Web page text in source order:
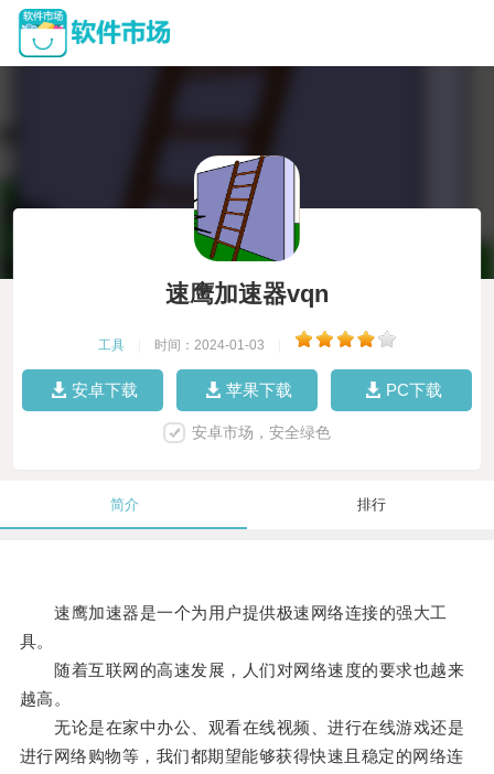
速鹰加速器vqn
工具 时间：2024-01-03
安卓下载 苹果下载 PC下载
安卓市场，安全绿色
简介 排行
速鹰加速器是一个为用户提供极速网络连接的强大工
具。
随着互联网的高速发展，人们对网络速度的要求也越来
越高。
无论是在家中办公、观看在线视频、进行在线游戏还是
进行网络购物等，我们都期望能够获得快速且稳定的网络连